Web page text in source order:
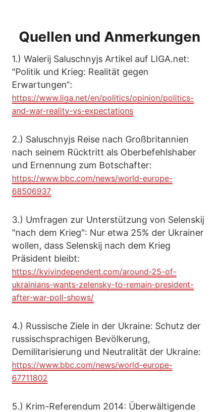
Quellen und Anmerkungen
1.) Walerij Saluschnyjs Artikel auf LIGA.net:
"Politik und Krieg: Realität gegen
Erwartungen“:
https://www.liga.net/en/politics/opinion/politics-
and-war-reality-vs-expectations
2.) Saluschnyjs Reise nach Großbritannien
nach seinem Rücktritt als Oberbefehlshaber
und Ernennung zum Botschafter:
https://www.bbc.com/news/world-europe-
68506937
3.) Umfragen zur Unterstützung von Selenskij
"nach dem Krieg": Nur etwa 25% der Ukrainer
wollen, dass Selenskij nach dem Krieg
Präsident bleibt:
https://kyivindependent.com/around-25-of-
ukrainians-wants-zelensky-to-remain-president-
after-war-poll-shows/
4.) Russische Ziele in der Ukraine: Schutz der
russischsprachigen Bevölkerung,
Demilitarisierung und Neutralität der Ukraine:
https://www.bbc.com/news/world-europe-
67711802
5.) Krim-Referendum 2014: Überwältigende